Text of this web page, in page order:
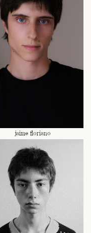
jaime floriano